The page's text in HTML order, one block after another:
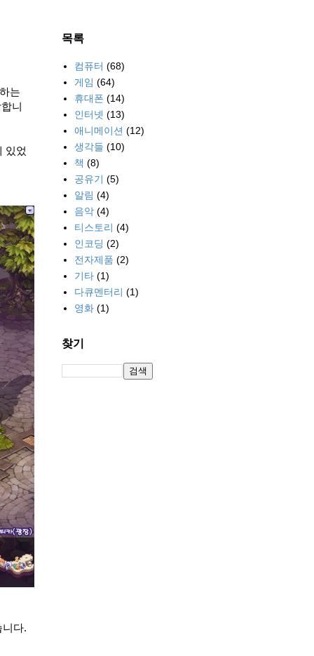
는
니
있었
다.
목록
컴퓨터 (68)
게임 (64)
휴대폰 (14)
인터넷 (13)
애니메이션 (12)
생각들 (10)
책 (8)
공유기 (5)
알림 (4)
음악 (4)
티스토리 (4)
인코딩 (2)
전자제품 (2)
기타 (1)
다큐멘터리 (1)
영화 (1)
찾기